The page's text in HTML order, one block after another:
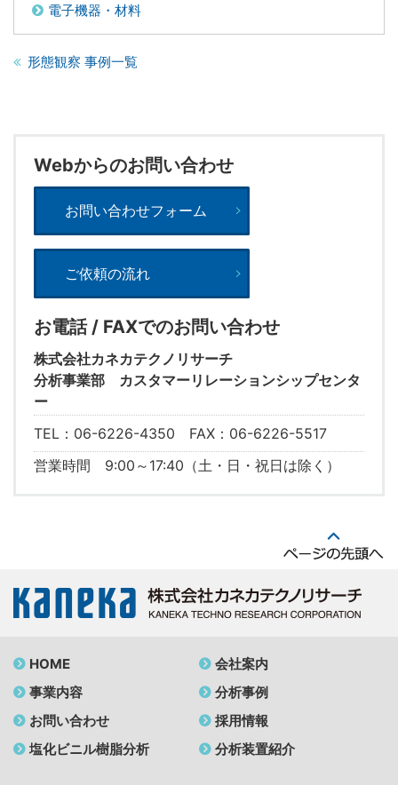
電子機器・材料
形態観察 事例一覧
Webからのお問い合わせ
お問い合わせフォーム
ご依頼の流れ
お電話 / FAXでのお問い合わせ
株式会社カネカテクノリサーチ
分析事業部 カスタマーリレーションシップセンタ
ー
TEL：06-6226-4350 FAX：06-6226-5517
営業時間 9:00～17:40（土・日・祝日は除く）
HOME
会社案内
事業内容
分析事例
お問い合わせ
採用情報
塩化ビニル樹脂分析
分析装置紹介